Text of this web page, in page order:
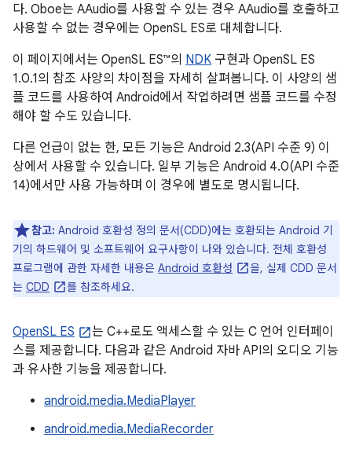
다. Oboe는 AAudio를 사용할 수 있는 경우 AAudio를 호출하고
사용할 수 없는 경우에는 OpenSL ES로 대체합니다.
이 페이지에서는 OpenSL ES™의 NDK 구현과 OpenSL ES
1.0.1의 참조 사양의 차이점을 자세히 살펴봅니다. 이 사양의 샘
플 코드를 사용하여 Android에서 작업하려면 샘플 코드를 수정
해야 할 수도 있습니다.
다른 언급이 없는 한, 모든 기능은 Android 2.3(API 수준 9) 이
상에서 사용할 수 있습니다. 일부 기능은 Android 4.0(API 수준
14)에서만 사용 가능하며 이 경우에 별도로 명시됩니다.
참고: Android 호환성 정의 문서(CDD)에는 호환되는 Android 기
기의 하드웨어 및 소프트웨어 요구사항이 나와 있습니다. 전체 호환성
프로그램에 관한 자세한 내용은 Android 호환성
을, 실제 CDD 문서
는 CDD 를 참조하세요.
OpenSL ES
는 C++로도 액세스할 수 있는 C 언어 인터페이
스를 제공합니다. 다음과 같은 Android 자바 API의 오디오 기능
과 유사한 기능을 제공합니다.
android.media.MediaPlayer
android.media.MediaRecorder